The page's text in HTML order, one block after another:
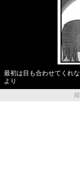
最初は目も合わせてくれ
より